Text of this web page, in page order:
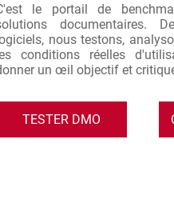
le portail de
documentaires.
nous testons,
conditions réelles
un œil objectif et
TESTER DMO